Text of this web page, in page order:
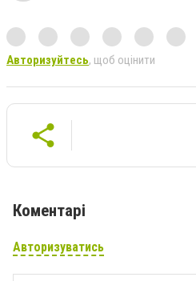
Авторизуйтесь, щоб оцінити
Коментарі
Авторизуватись